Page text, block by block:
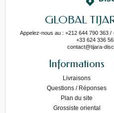
GLOBAL
Appelez-nous au : +212 644 790 363 /
+33 624 336
contact@tijara-
Informations
Livraisons
Questions / Réponses
Plan du site
Grossiste oriental